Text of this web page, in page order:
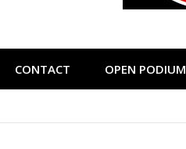
CONTACT OPEN PODIUM